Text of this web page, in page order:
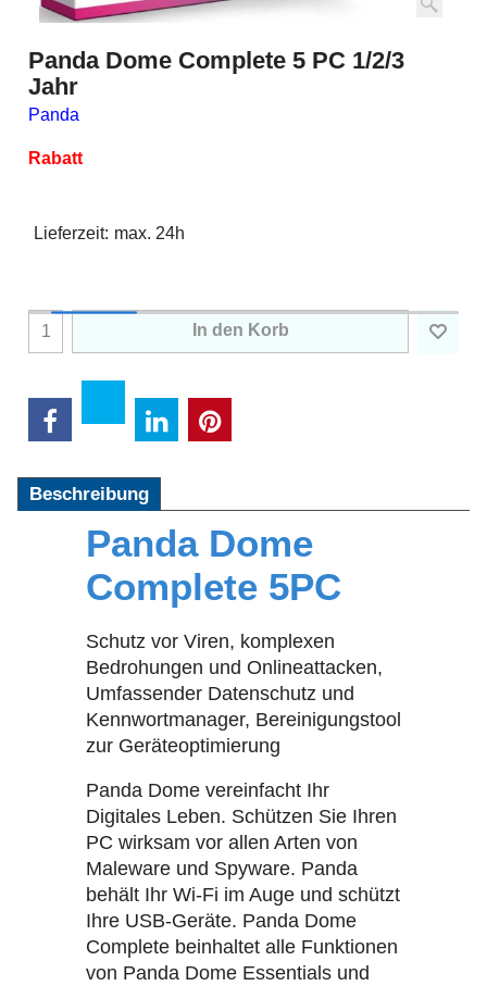
Panda Dome Complete 5 PC 1/2/3
Jahr
Panda
Rabatt
Lieferzeit: max. 24h
In den Korb
Beschreibung
Panda Dome
Complete 5PC
Schutz vor Viren, komplexen
Bedrohungen und Onlineattacken,
Umfassender Datenschutz und
Kennwortmanager, Bereinigungstool
zur Geräteoptimierung
Panda Dome vereinfacht Ihr
Digitales Leben. Schützen Sie Ihren
PC wirksam vor allen Arten von
Maleware und Spyware. Panda
behält Ihr Wi-Fi im Auge und schützt
Ihre USB-Geräte. Panda Dome
Complete beinhaltet alle Funktionen
von Panda Dome Essentials und